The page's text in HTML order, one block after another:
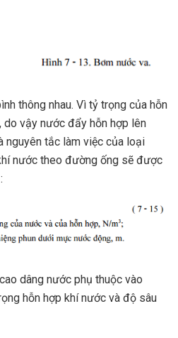
thông nhau. Vì tỷ trọng của hỗn
do vậy nước đẩy hỗn hợp lên
nguyên tắc làm việc của loại
nước theo đường ống sẽ được
dâng nước phụ thuộc vào
hỗn hợp khí nước và độ sâu